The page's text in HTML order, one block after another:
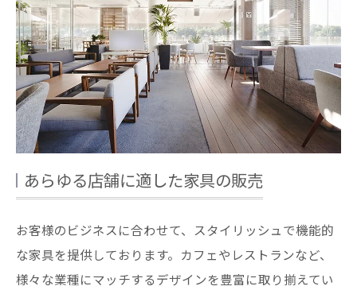
あらゆる店舗に適した家具の販売
お客様のビジネスに合わせて、スタイリッシュで機能的
な家具を提供しております。カフェやレストランなど、
様々な業種にマッチするデザインを豊富に取り揃えてい